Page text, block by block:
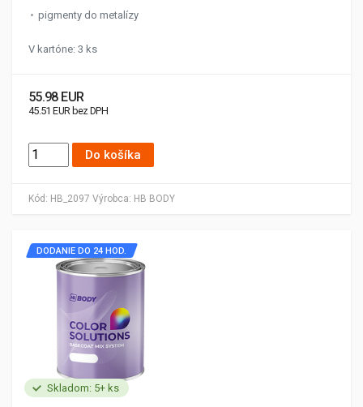
Kód: HB_2097 Výrobca: HB BODY
pigmenty do metalízy
V kartóne: 3 ks
55.98 EUR
45.51 EUR bez DPH
Do košíka
Skladom: 5+ ks
DODANIE DO 24 HOD.